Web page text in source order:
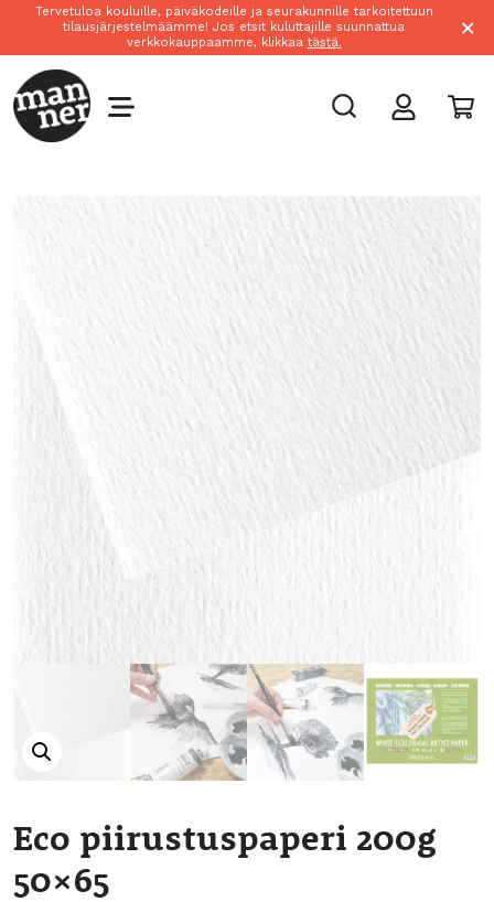
Tervetuloa kouluille, päiväkodeille ja seurakunnille tarkoitettuun
tilausjärjestelmäämme! Jos etsit kuluttajille suunnattua
verkkokauppaamme, klikkaa tästä. ×
Eco piirustuspaperi 200g
50×65